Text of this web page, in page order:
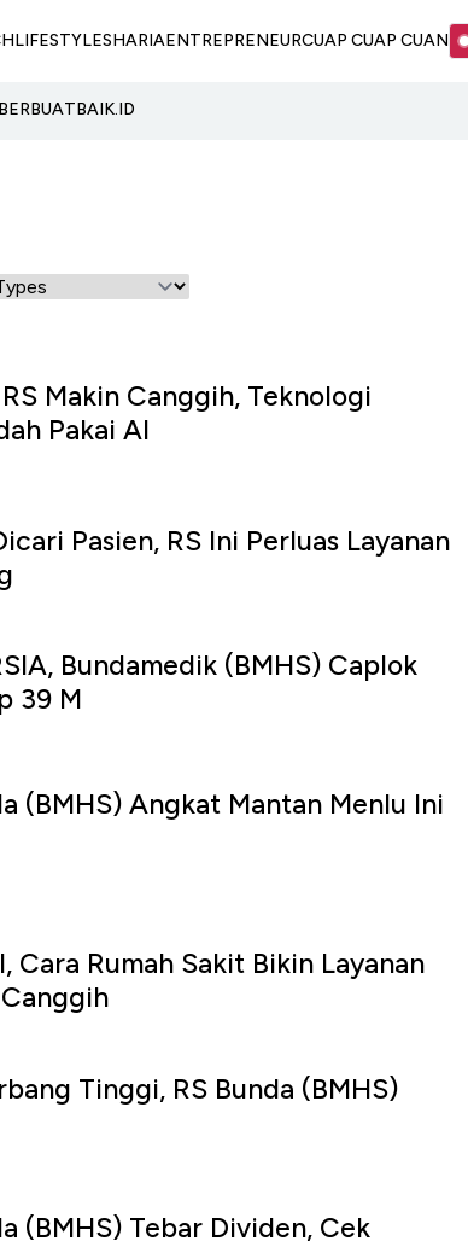
LIFESTYLESHARIAENTREPRENEURCUAP CUAP CUAN
BERBUATBAIK.ID
Makin Canggih, Teknologi
Pakai AI
Pasien, RS Ini Perluas Layanan
Bundamedik (BMHS) Caplok
39 M
(BMHS) Angkat Mantan Menlu Ini
Cara Rumah Sakit Bikin Layanan
Tinggi, RS Bunda (BMHS)
(BMHS) Tebar Dividen, Cek